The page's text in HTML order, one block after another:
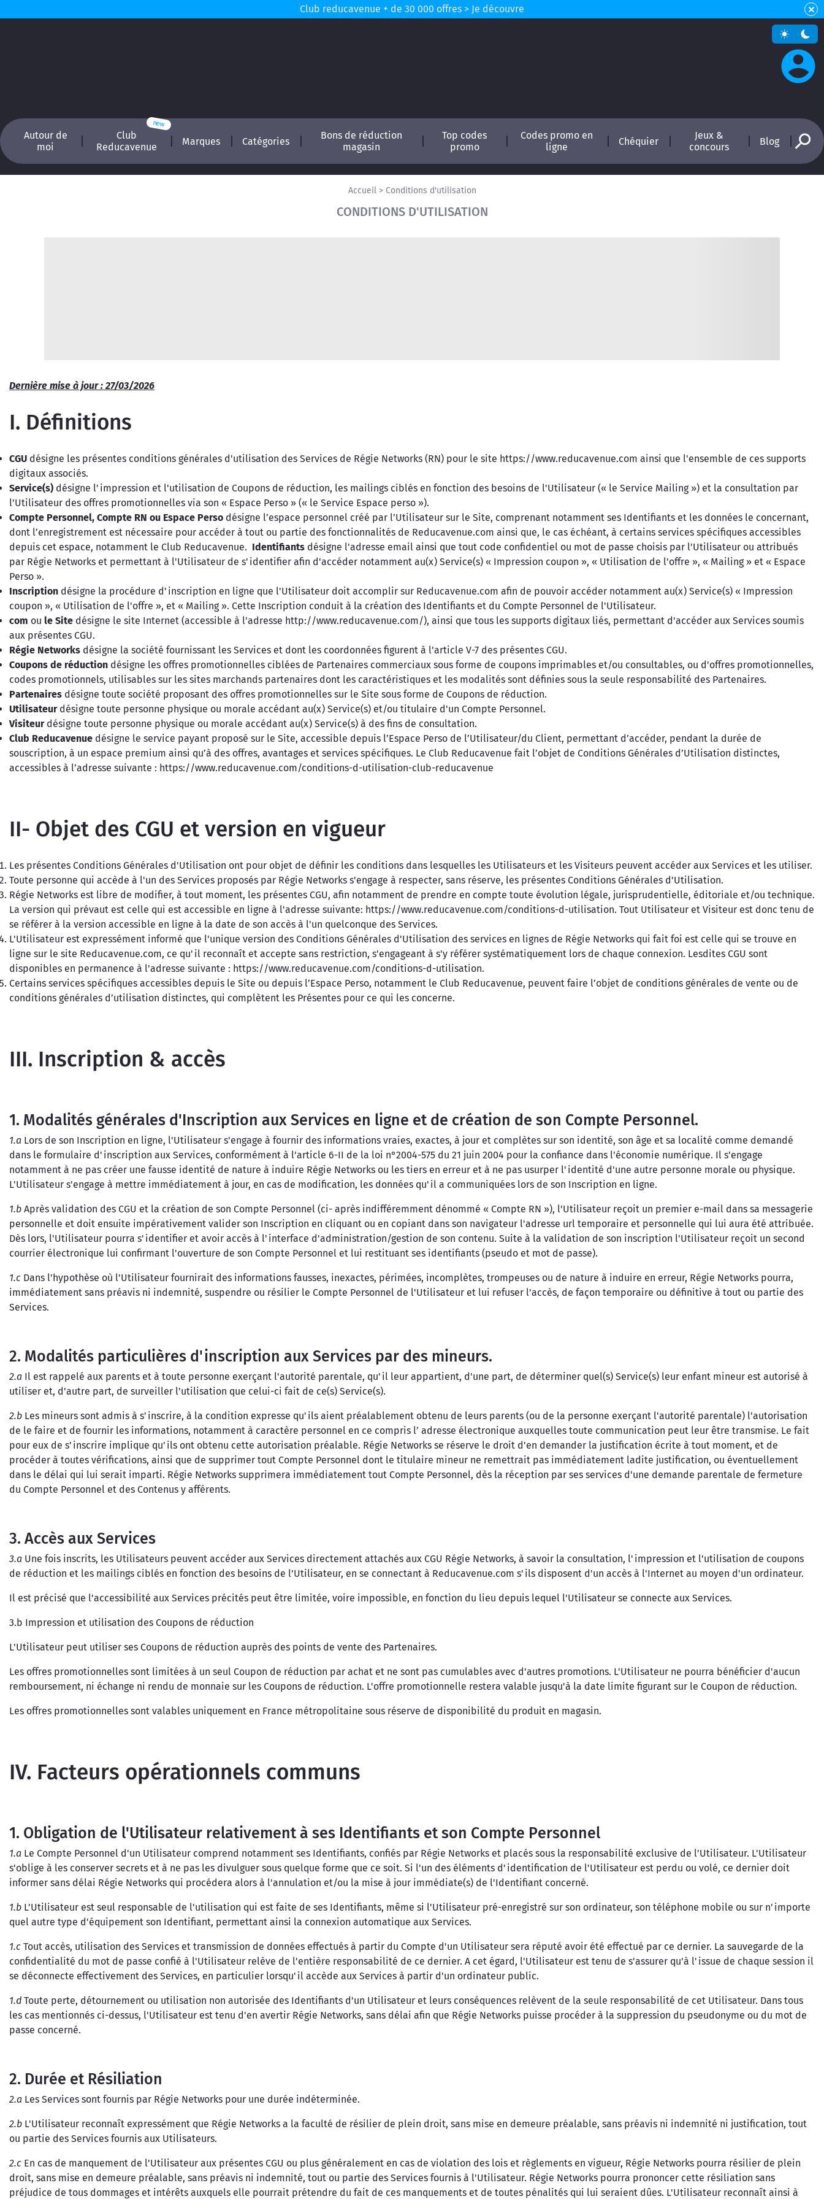
Club reducavenue + de 30 000 offres > Je découvre
Autour de
moi
Club
Reducavenue
Marques Catégories
Bons de réduction
magasin
Top codes
promo
Codes promo en
ligne
Chéquier
Jeux &
concours
Blog
Accueil> Conditions d'utilisation
CONDITIONS D'UTILISATION
Dernière mise à jour : 27/03/2026
I. Définitions
CGU désigne les présentes conditions générales d'utilisation des Services de Régie Networks (RN) pour le site https://www.reducavenue.com ainsi que l'ensemble de ces supports
digitaux associés.
Service(s) désigne l'impression et l'utilisation de Coupons de réduction, les mailings ciblés en fonction des besoins de l'Utilisateur (« le Service Mailing ») et la consultation par
l'Utilisateur des offres promotionnelles via son « Espace Perso » (« le Service Espace perso »).
Compte Personnel, Compte RN ou Espace Perso désigne l’espace personnel créé par l’Utilisateur sur le Site, comprenant notamment ses Identifiants et les données le concernant,
dont l’enregistrement est nécessaire pour accéder à tout ou partie des fonctionnalités de Reducavenue.com ainsi que, le cas échéant, à certains services spécifiques accessibles
depuis cet espace, notamment le Club Reducavenue. Identifiants désigne l'adresse email ainsi que tout code confidentiel ou mot de passe choisis par l'Utilisateur ou attribués
par Régie Networks et permettant à l'Utilisateur de s'identifier afin d'accéder notamment au(x) Service(s) « Impression coupon », « Utilisation de l'offre », « Mailing » et « Espace
Perso ».
Inscription désigne la procédure d'inscription en ligne que l'Utilisateur doit accomplir sur Reducavenue.com afin de pouvoir accéder notamment au(x) Service(s) « Impression
coupon », « Utilisation de l'offre », et « Mailing ». Cette Inscription conduit à la création des Identifiants et du Compte Personnel de l'Utilisateur.
com ou le Site désigne le site Internet (accessible à l'adresse http://www.reducavenue.com/), ainsi que tous les supports digitaux liés, permettant d'accéder aux Services soumis
aux présentes CGU.
Régie Networks désigne la société fournissant les Services et dont les coordonnées figurent à l'article V-7 des présentes CGU.
Coupons de réduction désigne les offres promotionnelles ciblées de Partenaires commerciaux sous forme de coupons imprimables et/ou consultables, ou d'offres promotionnelles,
codes promotionnels, utilisables sur les sites marchands partenaires dont les caractéristiques et les modalités sont définies sous la seule responsabilité des Partenaires.
Partenaires désigne toute société proposant des offres promotionnelles sur le Site sous forme de Coupons de réduction.
Utilisateurdésigne toute personne physique ou morale accédant au(x) Service(s) et/ou titulaire d'un Compte Personnel.
Visiteurdésigne toute personne physique ou morale accédant au(x) Service(s) à des fins de consultation.
Club Reducavenue désigne le service payant proposé sur le Site, accessible depuis l’Espace Perso de l’Utilisateur/du Client, permettant d’accéder, pendant la durée de
souscription, à un espace premium ainsi qu’à des offres, avantages et services spécifiques. Le Club Reducavenue fait l’objet de Conditions Générales d’Utilisation distinctes,
accessibles à l’adresse suivante : https://www.reducavenue.com/conditions-d-utilisation-club-reducavenue
II- Objet des CGU et version en vigueur
Les présentes Conditions Générales d'Utilisation ont pour objet de définir les conditions dans lesquelles les Utilisateurs et les Visiteurs peuvent accéder aux Services et les utiliser.
Toute personne qui accède à l'un des Services proposés par Régie Networks s'engage à respecter, sans réserve, les présentes Conditions Générales d'Utilisation.
Régie Networks est libre de modifier, à tout moment, les présentes CGU, afin notamment de prendre en compte toute évolution légale, jurisprudentielle, éditoriale et/ou technique.
La version qui prévaut est celle qui est accessible en ligne à l'adresse suivante: https://www.reducavenue.com/conditions-d-utilisation. Tout Utilisateur et Visiteur est donc tenu de
se référer à la version accessible en ligne à la date de son accès à l'un quelconque des Services.
L'Utilisateur est expressément informé que l'unique version des Conditions Générales d'Utilisation des services en lignes de Régie Networks qui fait foi est celle qui se trouve en
ligne sur le site Reducavenue.com, ce qu'il reconnaît et accepte sans restriction, s'engageant à s'y référer systématiquement lors de chaque connexion. Lesdites CGU sont
disponibles en permanence à l'adresse suivante : https://www.reducavenue.com/conditions-d-utilisation.
Certains services spécifiques accessibles depuis le Site ou depuis l’Espace Perso, notamment le Club Reducavenue, peuvent faire l’objet de conditions générales de vente ou de
conditions générales d’utilisation distinctes, qui complètent les Présentes pour ce qui les concerne.
III. Inscription & accès
1. Modalités générales d'Inscription aux Services en ligne et de création de son Compte Personnel.
1.a Lors de son Inscription en ligne, l'Utilisateur s'engage à fournir des informations vraies, exactes, à jour et complètes sur son identité, son âge et sa localité comme demandé
dans le formulaire d'inscription aux Services, conformément à l'article 6-II de la loi n°2004-575 du 21 juin 2004 pour la confiance dans l'économie numérique. Il s'engage
notamment à ne pas créer une fausse identité de nature à induire Régie Networks ou les tiers en erreur et à ne pas usurper l'identité d'une autre personne morale ou physique.
L'Utilisateur s'engage à mettre immédiatement à jour, en cas de modification, les données qu'il a communiquées lors de son Inscription en ligne.
1.b Après validation des CGU et la création de son Compte Personnel (ci- après indifféremment dénommé « Compte RN »), l'Utilisateur reçoit un premier e-mail dans sa messagerie
personnelle et doit ensuite impérativement valider son Inscription en cliquant ou en copiant dans son navigateur l'adresse url temporaire et personnelle qui lui aura été attribuée.
Dès lors, l'Utilisateur pourra s'identifier et avoir accès à l'interface d'administration/gestion de son contenu. Suite à la validation de son inscription l'Utilisateur reçoit un second
courrier électronique lui confirmant l'ouverture de son Compte Personnel et lui restituant ses identifiants (pseudo et mot de passe).
1.c Dans l'hypothèse où l'Utilisateur fournirait des informations fausses, inexactes, périmées, incomplètes, trompeuses ou de nature à induire en erreur, Régie Networks pourra,
immédiatement sans préavis ni indemnité, suspendre ou résilier le Compte Personnel de l'Utilisateur et lui refuser l'accès, de façon temporaire ou définitive à tout ou partie des
Services.
2. Modalités particulières d'inscription aux Services par des mineurs.
2.a Il est rappelé aux parents et à toute personne exerçant l'autorité parentale, qu'il leur appartient, d'une part, de déterminer quel(s) Service(s) leur enfant mineur est autorisé à
utiliser et, d'autre part, de surveiller l'utilisation que celui-ci fait de ce(s) Service(s).
2.b Les mineurs sont admis à s'inscrire, à la condition expresse qu'ils aient préalablement obtenu de leurs parents (ou de la personne exerçant l'autorité parentale) l'autorisation
de le faire et de fournir les informations, notamment à caractère personnel en ce compris l’ adresse électronique auxquelles toute communication peut leur être transmise. Le fait
pour eux de s'inscrire implique qu'ils ont obtenu cette autorisation préalable. Régie Networks se réserve le droit d'en demander la justification écrite à tout moment, et de
procéder à toutes vérifications, ainsi que de supprimer tout Compte Personnel dont le titulaire mineur ne remettrait pas immédiatement ladite justification, ou éventuellement
dans le délai qui lui serait imparti. Régie Networks supprimera immédiatement tout Compte Personnel, dès la réception par ses services d'une demande parentale de fermeture
du Compte Personnel et des Contenus y afférents.
3. Accès aux Services
3.a Une fois inscrits, les Utilisateurs peuvent accéder aux Services directement attachés aux CGU Régie Networks, à savoir la consultation, l'impression et l'utilisation de coupons
de réduction et les mailings ciblés en fonction des besoins de l'Utilisateur, en se connectant à Reducavenue.com s'ils disposent d'un accès à l'Internet au moyen d'un ordinateur.
Il est précisé que l'accessibilité aux Services précités peut être limitée, voire impossible, en fonction du lieu depuis lequel l'Utilisateur se connecte aux Services.
3.b Impression et utilisation des Coupons de réduction
L'Utilisateur peut utiliser ses Coupons de réduction auprès des points de vente des Partenaires.
Les offres promotionnelles sont limitées à un seul Coupon de réduction par achat et ne sont pas cumulables avec d'autres promotions. L'Utilisateur ne pourra bénéficier d'aucun
remboursement, ni échange ni rendu de monnaie sur les Coupons de réduction. L'offre promotionnelle restera valable jusqu'à la date limite figurant sur le Coupon de réduction.
Les offres promotionnelles sont valables uniquement en France métropolitaine sous réserve de disponibilité du produit en magasin.
IV. Facteurs opérationnels communs
1. Obligation de l'Utilisateur relativement à ses Identifiants et son Compte Personnel
1.a Le Compte Personnel d'un Utilisateur comprend notamment ses Identifiants, confiés par Régie Networks et placés sous la responsabilité exclusive de l'Utilisateur. L'Utilisateur
s'oblige à les conserver secrets et à ne pas les divulguer sous quelque forme que ce soit. Si l'un des éléments d'identification de l'Utilisateur est perdu ou volé, ce dernier doit
informer sans délai Régie Networks qui procédera alors à l'annulation et/ou la mise à jour immédiate(s) de l'Identifiant concerné.
1.b L'Utilisateur est seul responsable de l'utilisation qui est faite de ses Identifiants, même si l'Utilisateur pré-enregistré sur son ordinateur, son téléphone mobile ou sur n'importe
quel autre type d'équipement son Identifiant, permettant ainsi la connexion automatique aux Services.
1.c Tout accès, utilisation des Services et transmission de données effectués à partir du Compte d'un Utilisateur sera réputé avoir été effectué par ce dernier. La sauvegarde de la
confidentialité du mot de passe confié à l'Utilisateur relève de l'entière responsabilité de ce dernier. A cet égard, l'Utilisateur est tenu de s'assurer qu'à l'issue de chaque session il
se déconnecte effectivement des Services, en particulier lorsqu'il accède aux Services à partir d'un ordinateur public.
1.d Toute perte, détournement ou utilisation non autorisée des Identifiants d'un Utilisateur et leurs conséquences relèvent de la seule responsabilité de cet Utilisateur. Dans tous
les cas mentionnés ci-dessus, l'Utilisateur est tenu d'en avertir Régie Networks, sans délai afin que Régie Networks puisse procéder à la suppression du pseudonyme ou du mot de
passe concerné.
2. Durée et Résiliation
2.a Les Services sont fournis par Régie Networks pour une durée indéterminée.
2.b L'Utilisateur reconnaît expressément que Régie Networks a la faculté de résilier de plein droit, sans mise en demeure préalable, sans préavis ni indemnité ni justification, tout
ou partie des Services fournis aux Utilisateurs.
2.c En cas de manquement de l'Utilisateur aux présentes CGU ou plus généralement en cas de violation des lois et règlements en vigueur, Régie Networks pourra résilier de plein
droit, sans mise en demeure préalable, sans préavis ni indemnité, tout ou partie des Services fournis à l'Utilisateur. Régie Networks pourra prononcer cette résiliation sans
préjudice de tous dommages et intérêts auxquels elle pourrait prétendre du fait de ces manquements et de toutes pénalités qui lui seraient dûes. L'Utilisateur reconnaît ainsi à